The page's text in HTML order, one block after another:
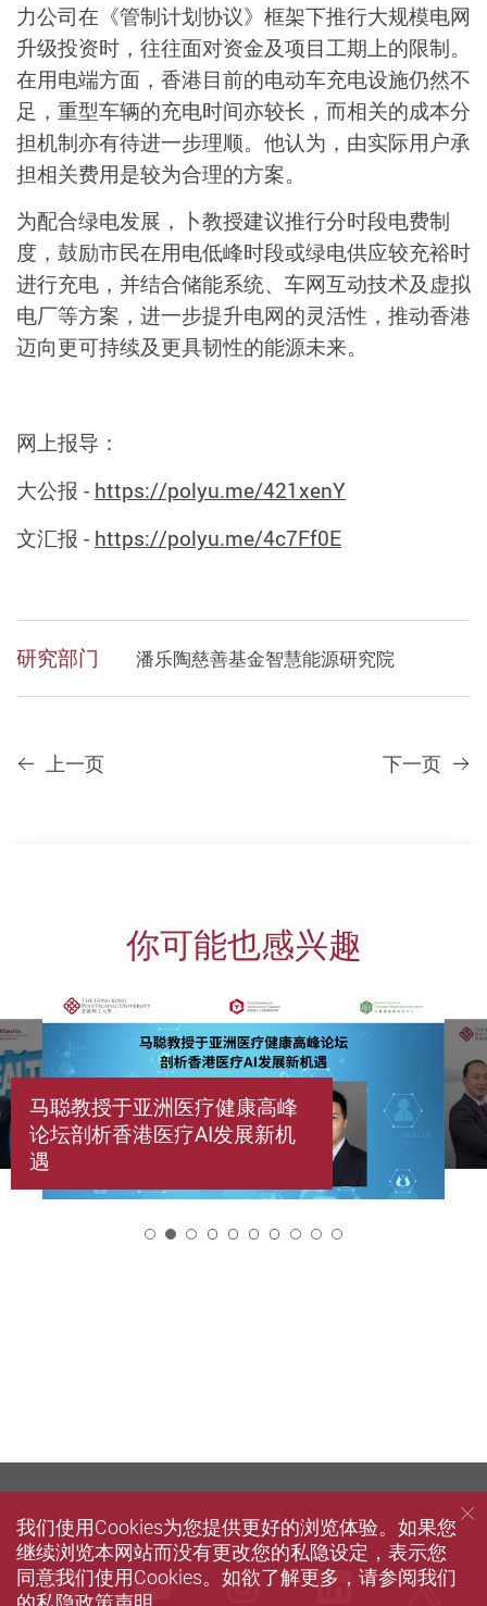
力公司在《管制计划协议》框架下推行大规模电网
升级投资时，往往面对资金及项目工期上的限制。
在用电端方面，香港目前的电动车充电设施仍然不
足，重型车辆的充电时间亦较长，而相关的成本分
担机制亦有待进一步理顺。他认为，由实际用户承
担相关费用是较为合理的方案。
为配合绿电发展，卜教授建议推行分时段电费制
度，鼓励市民在用电低峰时段或绿电供应较充裕时
进行充电，并结合储能系统、车网互动技术及虚拟
电厂等方案，进一步提升电网的灵活性，推动香港
迈向更可持续及更具韧性的能源未来。
网上报导：
大公报 - https://polyu.me/421xenY
文汇报 - https://polyu.me/4c7Ff0E
研究部门 潘乐陶慈善基金智慧能源研究院
上一页 下一页
你可能也感兴趣
马聪教授于亚洲医疗健康高峰
论坛剖析香港医疗AI发展新机
遇
FacebookYoutubeinstagramLinkedIn
我们使用Cookies为您提供更好的浏览体验。如果您
继续浏览本网站而没有更改您的私隐设定，表示您
同意我们使用Cookies。如欲了解更多，请参阅我们